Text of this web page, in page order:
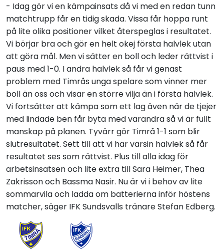
- Idag gör vi en kämpainsats då vi med en redan tunn
matchtrupp får en tidig skada. Vissa får hoppa runt
på lite olika positioner vilket återspeglas i resultatet.
Vi börjar bra och gör en helt okej första halvlek utan
att göra mål. Men vi sätter en boll och leder rättvist i
paus med 1-0. I andra halvlek så får vi genast
problem med Timrås unga spelare som vinner mer
boll än oss och visar en större vilja än i första halvlek.
Vi fortsätter att kämpa som ett lag även när de tjejer
med lindade ben får byta med varandra så vi är fullt
manskap på planen. Tyvärr gör Timrå 1-1 som blir
slutresultatet. Sett till att vi har varsin halvlek så får
resultatet ses som rättvist. Plus till alla idag för
arbetsinsatsen och lite extra till Sara Heimer, Thea
Zakrisson och Bassma Nasir. Nu är vi i behov av lite
sommarvila och ladda om batterierna inför höstens
matcher, säger IFK Sundsvalls tränare Stefan Edberg.